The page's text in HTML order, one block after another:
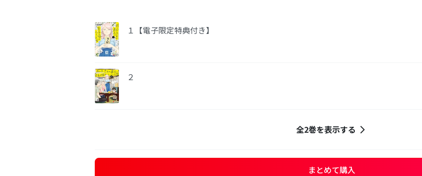
１【電子限定特典付き】
２
全2巻を表示する
まとめて購入